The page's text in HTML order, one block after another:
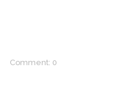
Comment: 0